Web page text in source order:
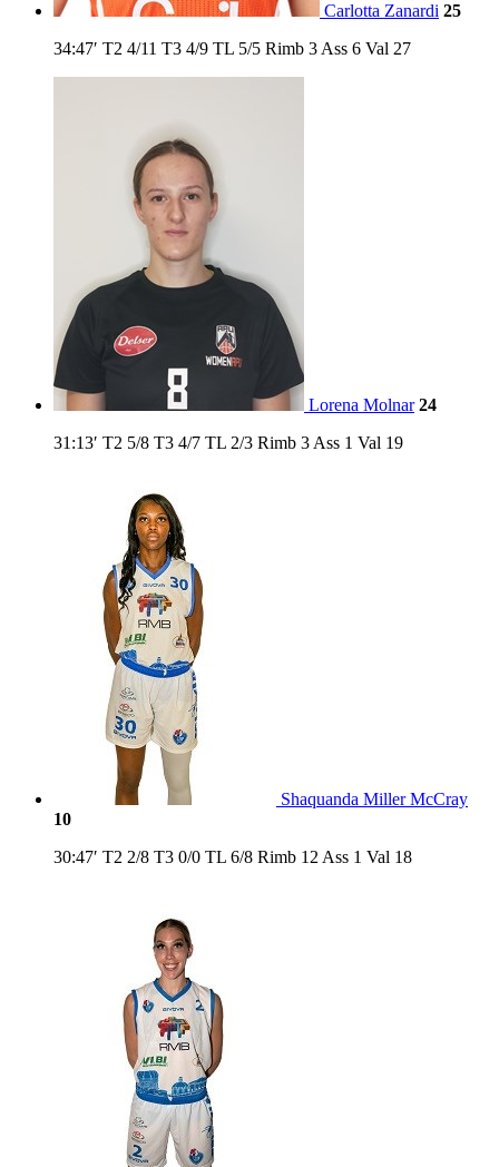
Carlotta Zanardi 25
34:47′ T2 4/11 T3 4/9 TL 5/5 Rimb 3 Ass 6 Val 27
Lorena Molnar 24
31:13′ T2 5/8 T3 4/7 TL 2/3 Rimb 3 Ass 1 Val 19
Shaquanda Miller McCray
10
30:47′ T2 2/8 T3 0/0 TL 6/8 Rimb 12 Ass 1 Val 18